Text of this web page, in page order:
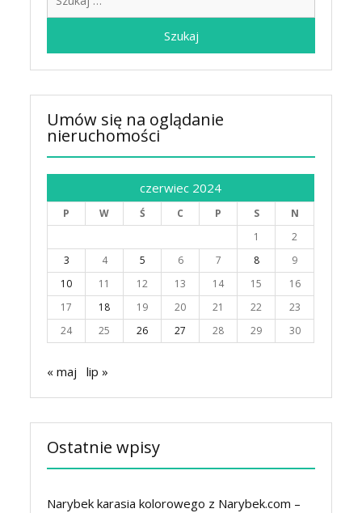
Umów się na oglądanie
nieruchomości
czerwiec 2024
P W Ś C P S
N
1
2
3
4 5 6 7 8
9
10
11 12 13 14 15
16
17
18 19 20 21 22
23
24
25 26 27 28 29 30
« maj lip »
Ostatnie wpisy
Narybek karasia kolorowego z Narybek.com –